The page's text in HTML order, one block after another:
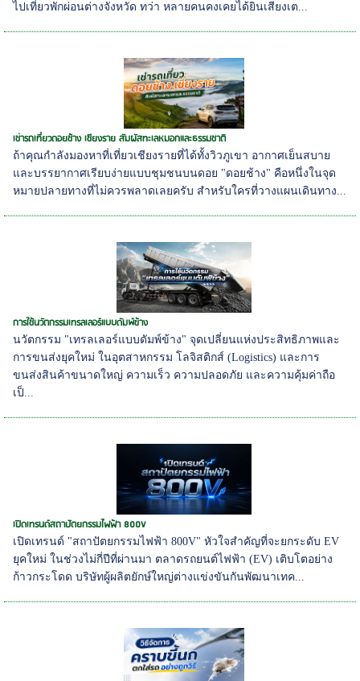
ไปเที่ยวพักผ่อนต่างจังหวัด ทว่า หลายคนคงเคยได้ยินเสียงเต...
เช่ารถเที่ยวดอยช้าง เชียงราย สัมผัสทะเลหมอกและธรรมชาติ
ถ้าคุณกำลังมองหาที่เที่ยวเชียงรายที่ได้ทั้งวิวภูเขา อากาศเย็นสบาย
และบรรยากาศเรียบง่ายแบบชุมชนบนดอย "ดอยช้าง" คือหนึ่งในจุด
หมายปลายทางที่ไม่ควรพลาดเลยครับ สำหรับใครที่วางแผนเดินทาง...
การใช้นวัตกรรมเทรลเลอร์แบบดัมพ์ข้าง
นวัตกรรม "เทรลเลอร์แบบดัมพ์ข้าง" จุดเปลี่ยนแห่งประสิทธิภาพและ
การขนส่งยุคใหม่ ในอุตสาหกรรม โลจิสติกส์ (Logistics) และการ
ขนส่งสินค้าขนาดใหญ่ ความเร็ว ความปลอดภัย และความคุ้มค่าถือ
เป็...
เปิดเทรนด์สถาปัตยกรรมไฟฟ้า 800V
เปิดเทรนด์ "สถาปัตยกรรมไฟฟ้า 800V" หัวใจสำคัญที่จะยกระดับ EV
ยุคใหม่ ในช่วงไม่กี่ปีที่ผ่านมา ตลาดรถยนต์ไฟฟ้า (EV) เติบโตอย่าง
ก้าวกระโดด บริษัทผู้ผลิตยักษ์ใหญ่ต่างแข่งขันกันพัฒนาเทค...